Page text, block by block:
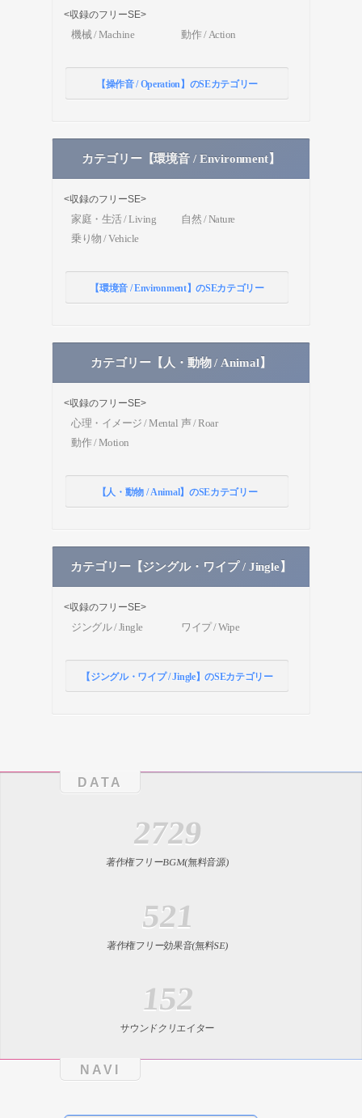
<収録のフリーSE>
機械 / Machine 動作 / Action
【操作音 / Operation】のSEカテゴリー
カテゴリー【環境音 / Environment】
<収録のフリーSE>
家庭・生活 / Living
自然 / Nature
乗り物 / Vehicle
【環境音 / Environment】のSEカテゴリー
カテゴリー【人・動物 / Animal】
<収録のフリーSE>
心理・イメージ / Mental 声 / Roar
動作 / Motion
【人・動物 / Animal】のSEカテゴリー
カテゴリー【ジングル・ワイプ / Jingle】
<収録のフリーSE>
ジングル / Jingle ワイプ / Wipe
【ジングル・ワイプ / Jingle】のSEカテゴリー
DATA
2729
著作権フリーBGM(無料音源)
521
著作権フリー効果音(無料SE)
152
サウンドクリエイター
NAVI